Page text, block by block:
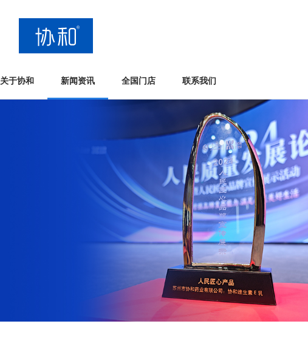
关于协和 新闻资讯 全国门店 联系我们